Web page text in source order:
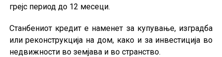
грејс период до 12 месеци.
Станбениот кредит е наменет за купување, изградба
или реконструкција на дом, како и за инвестиција во
недвижности во земјава и во странство.